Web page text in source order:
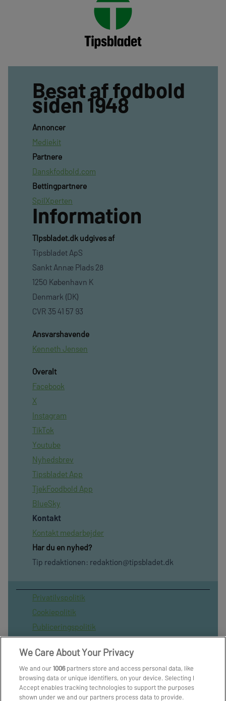
Besat af fodbold
siden 1948
Annoncer
Mediekit
Partnere
Danskfodbold.com
Bettingpartnere
SpilXperten
Information
TIpsbladet.dk udgives af
Tipsbladet ApS
Sankt Annæ Plads 28
1250 København K
Denmark (DK)
CVR 35 41 57 93
Ansvarshavende
Kenneth Jensen
Overalt
Facebook
X
Instagram
TikTok
Youtube
Nyhedsbrev
Tipsbladet App
TjekFoodbold App
BlueSky
Kontakt
Kontakt medarbejder
Har du en nyhed?
Tip redaktionen: redaktion@tipsbladet.dk
Privatilvspolitik
Cookiepolitik
Publiceringspolitik
Spil ansvarligt
Administrer samtykke
Arkiv
We Care About Your Privacy
We and our1006partners store and access personal data, like
browsing data or unique identifiers, on your device. Selecting I
Accept enables tracking technologies to support the purposes
shown under we and our partners process data to provide.